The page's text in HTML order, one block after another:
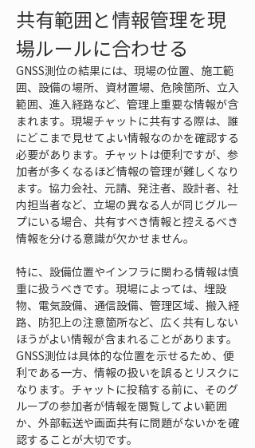
共有範囲と情報管理を現
場ルールに合わせる
GNSS測位の結果には、現場の位置、施工範
囲、設備の場所、資材置場、危険箇所、立入
範囲、進入経路など、管理上重要な情報が含
まれます。現場チャットに共有する際は、誰
にどこまで見せてよい情報なのかを確認する
必要があります。チャットは便利ですが、参
加者が多くなるほど情報の管理が難しくなり
ます。協力会社、元請、発注者、設計者、社
内担当者など、立場の異なる人が同じグルー
プにいる場合、共有すべき情報と控えるべき
情報を分ける意識が欠かせません。
特に、設備位置やインフラに関わる情報は慎
重に扱うべきです。現場によっては、埋設
物、電気設備、通信設備、管理区域、搬入経
路、防犯上の注意箇所など、広く共有しない
ほうがよい情報が含まれることがあります。
GNSS測位は具体的な位置を示せるため、便
利である一方、情報の扱いを誤るとリスクに
なります。チャットに投稿する前に、そのグ
ループの参加者が情報を閲覧してよい範囲
か、外部転送や画面共有に問題がないかを確
認することが大切です。